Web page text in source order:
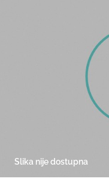
Slika nije dostupna